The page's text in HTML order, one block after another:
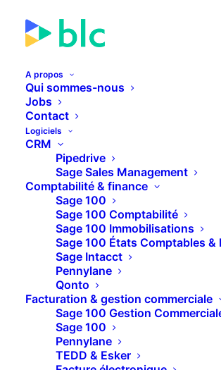
A propos
Qui sommes-nous
Jobs
Contact
Logiciels
CRM
Pipedrive
Sage Sales Management
Comptabilité & finance
Sage 100
Sage 100 Comptabilité
Sage 100 Immobilisations
Sage 100 États Comptables &
Sage Intacct
Pennylane
Qonto
Facturation & gestion commerciale
Sage 100 Gestion
Sage 100
Pennylane
TEDD & Esker
🚀 Lancement de la
21JOURS16HEURES49
PLUS D'INFOS
[ultimate_heading